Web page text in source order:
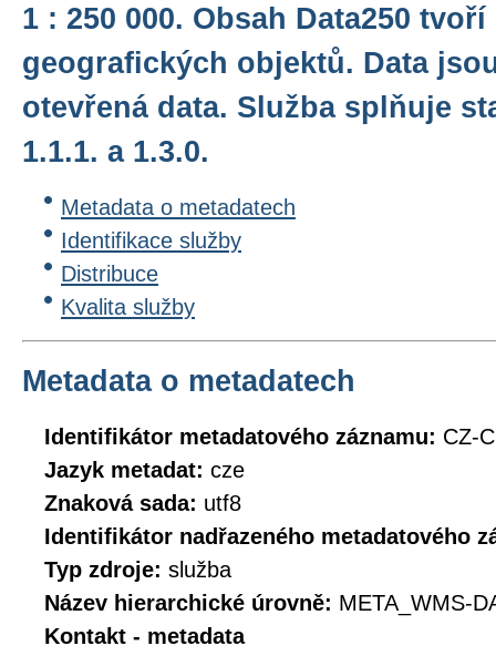
1 : 250 000. Obsah Data250
geografických objektů. Data
otevřená data. Služba splňuje
1.1.1. a 1.3.0.
Metadata o metadatech
Identifikace služby
Distribuce
Kvalita služby
Metadata o metadatech
Identifikátor metadatového záznamu: CZ-
Jazyk metadat: cze
Znaková sada: utf8
Identifikátor nadřazeného metadatového
Typ zdroje: služba
Název hierarchické úrovně: META_WMS-
Kontakt - metadata